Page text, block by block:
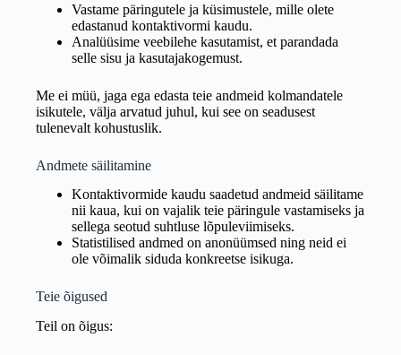
Vastame päringutele ja küsimustele, mille olete
edastanud kontaktivormi kaudu.
Analüüsime veebilehe kasutamist, et parandada
selle sisu ja kasutajakogemust.
Me ei müü, jaga ega edasta teie andmeid kolmandatele
isikutele, välja arvatud juhul, kui see on seadusest
tulenevalt kohustuslik.
Andmete säilitamine
Kontaktivormide kaudu saadetud andmeid säilitame
nii kaua, kui on vajalik teie päringule vastamiseks ja
sellega seotud suhtluse lõpuleviimiseks.
Statistilised andmed on anonüümsed ning neid ei
ole võimalik siduda konkreetse isikuga.
Teie õigused
Teil on õigus: